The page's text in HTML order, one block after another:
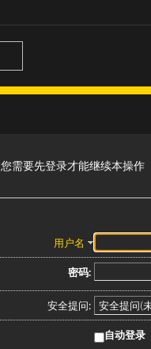
您需要先登录才能继续本操作
用户名
密码:
安全提问:
自动登录